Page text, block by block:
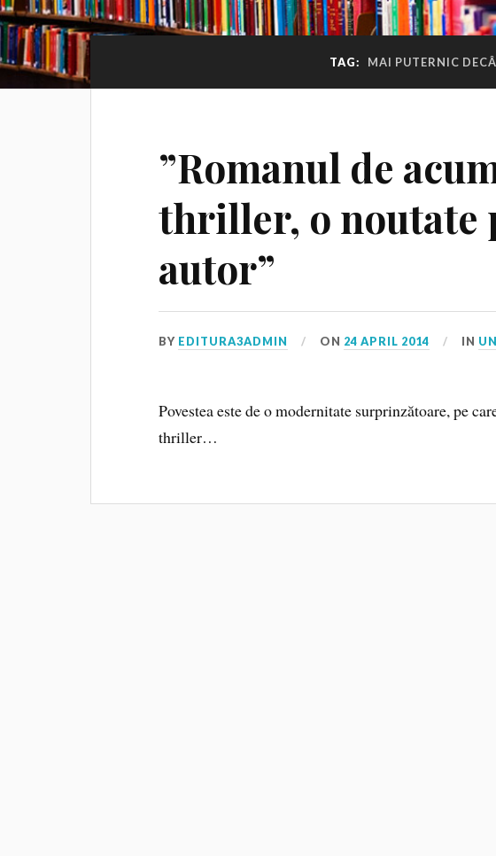
TAG: MAI PUTERNIC
”Romanul de
thriller, o noutate
autor”
BY EDITURA3ADMIN ON 24 APRIL 2014 IN
Povestea este de o modernitate surprinzătoare, pe
thriller…